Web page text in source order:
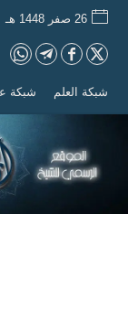
26 صفر 1448 هـ
شبكة العلم شبكة